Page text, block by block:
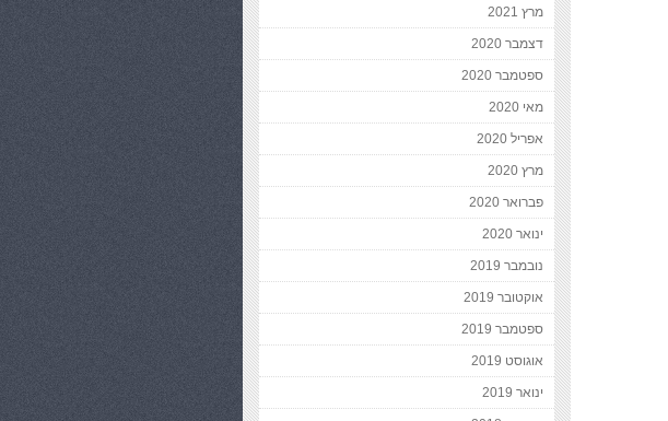
מרץ 2021
דצמבר 2020
ספטמבר 2020
מאי 2020
אפריל 2020
מרץ 2020
פברואר 2020
ינואר 2020
נובמבר 2019
אוקטובר 2019
ספטמבר 2019
אוגוסט 2019
ינואר 2019